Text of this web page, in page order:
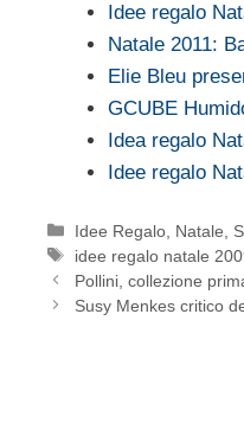
Idee regalo
Natale 2011:
Elie Bleu
GCUBE
Idea regalo
Idee regalo
Categorie
Idee Regalo Natale
Tag
idee regalo natale
Pollini, collezione
Susy Menkes critico